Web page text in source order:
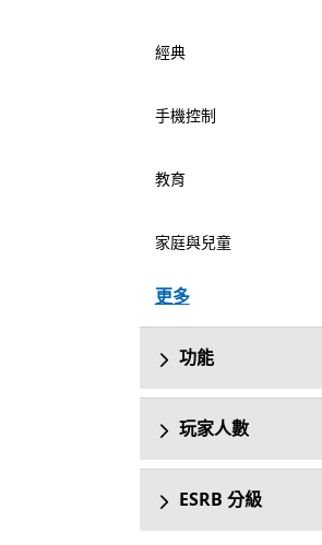
經典
手機控制
教育
家庭與兒童
更多
功能
玩家人數
ESRB 分級